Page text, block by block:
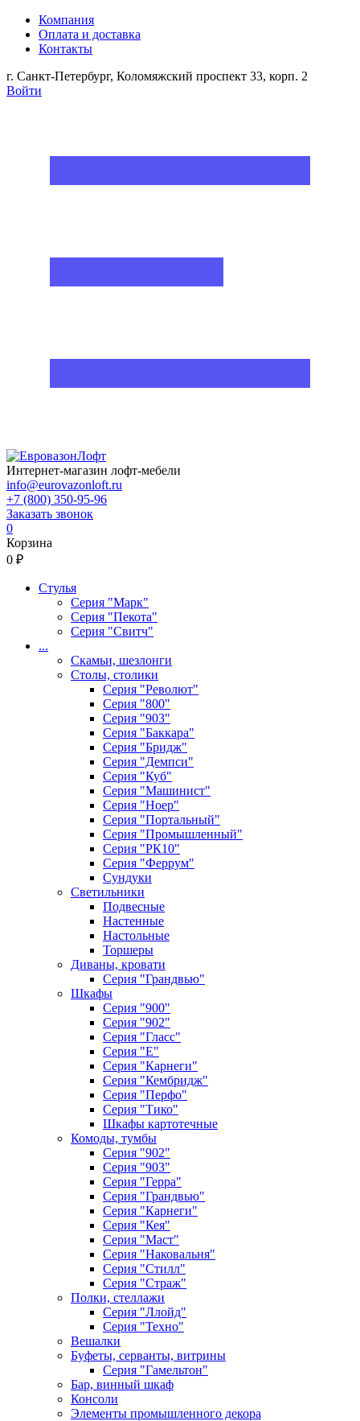
Компания
Оплата и доставка
Контакты
г. Санкт-Петербург, Коломяжский проспект 33, корп. 2
Войти
Интернет-магазин лофт-мебели
info@eurovazonloft.ru
+7 (800) 350-95-96
Заказать звонок
0
Корзина
0 ₽
Стулья
Серия "Марк"
Серия "Пекота"
Серия "Свитч"
...
Скамьи, шезлонги
Столы, столики
Серия "Револют"
Серия "800"
Серия "903"
Серия "Баккара"
Серия "Бридж"
Серия "Демпси"
Серия "Куб"
Серия "Машинист"
Серия "Ноер"
Серия "Портальный"
Серия "Промышленный"
Серия "РК10"
Серия "Феррум"
Сундуки
Светильники
Подвесные
Настенные
Настольные
Торшеры
Диваны, кровати
Серия "Грандвью"
Шкафы
Серия "900"
Серия "902"
Серия "Гласс"
Серия "Е"
Серия "Карнеги"
Серия "Кембридж"
Серия "Перфо"
Серия "Тико"
Шкафы картотечные
Комоды, тумбы
Серия "902"
Серия "903"
Серия "Герра"
Серия "Грандвью"
Серия "Карнеги"
Серия "Кея"
Серия "Маст"
Серия "Наковальня"
Серия "Стилл"
Серия "Страж"
Полки, стеллажи
Серия "Ллойд"
Серия "Техно"
Вешалки
Буфеты, серванты, витрины
Серия "Гамельтон"
Бар, винный шкаф
Консоли
Элементы промышленного декора